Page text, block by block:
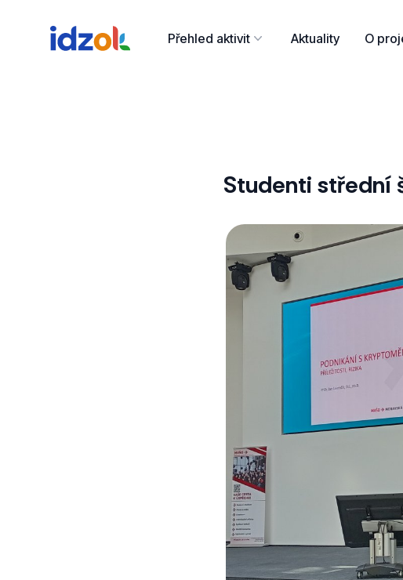
Přehled aktivit Aktuality O
Studenti střední